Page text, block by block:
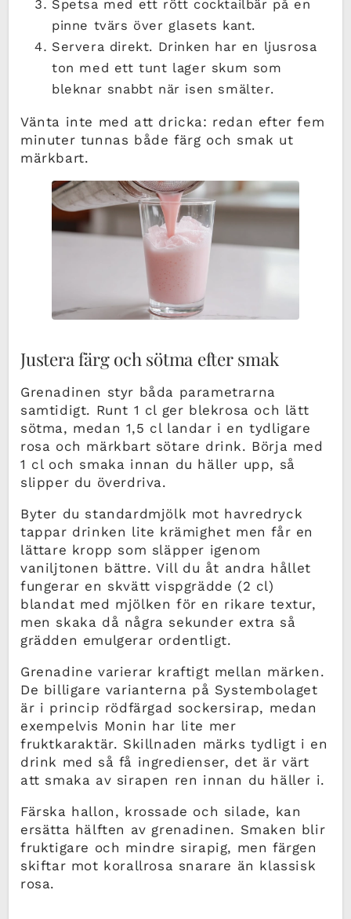
Spetsa med ett rött cocktailbär på en
pinne tvärs över glasets kant.
Servera direkt. Drinken har en ljusrosa
ton med ett tunt lager skum som
bleknar snabbt när isen smälter.
Vänta inte med att dricka: redan efter fem
minuter tunnas både färg och smak ut
märkbart.
Justera färg och sötma efter smak
Grenadinen styr båda parametrarna
samtidigt. Runt 1 cl ger blekrosa och lätt
sötma, medan 1,5 cl landar i en tydligare
rosa och märkbart sötare drink. Börja med
1 cl och smaka innan du häller upp, så
slipper du överdriva.
Byter du standardmjölk mot havredryck
tappar drinken lite krämighet men får en
lättare kropp som släpper igenom
vaniljtonen bättre. Vill du åt andra hållet
fungerar en skvätt vispgrädde (2 cl)
blandat med mjölken för en rikare textur,
men skaka då några sekunder extra så
grädden emulgerar ordentligt.
Grenadine varierar kraftigt mellan märken.
De billigare varianterna på Systembolaget
är i princip rödfärgad sockersirap, medan
exempelvis Monin har lite mer
fruktkaraktär. Skillnaden märks tydligt i en
drink med så få ingredienser, det är värt
att smaka av sirapen ren innan du häller i.
Färska hallon, krossade och silade, kan
ersätta hälften av grenadinen. Smaken blir
fruktigare och mindre sirapig, men färgen
skiftar mot korallrosa snarare än klassisk
rosa.